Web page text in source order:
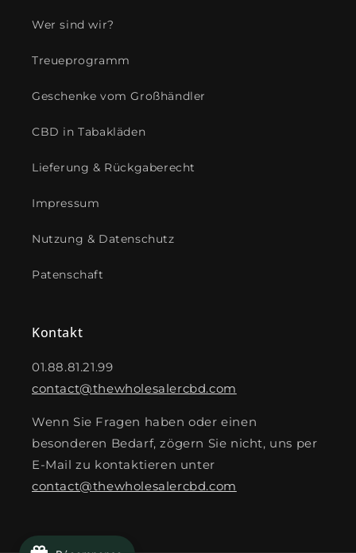
Wer sind wir?
Treueprogramm
Geschenke vom Großhändler
CBD in Tabakläden
Lieferung & Rückgaberecht
Impressum
Nutzung & Datenschutz
Patenschaft
Kontakt
01.88.81.21.99
contact@thewholesalercbd.com
Wenn Sie Fragen haben oder einen
besonderen Bedarf, zögern Sie nicht, uns per
E-Mail zu kontaktieren unter
contact@thewholesalercbd.com